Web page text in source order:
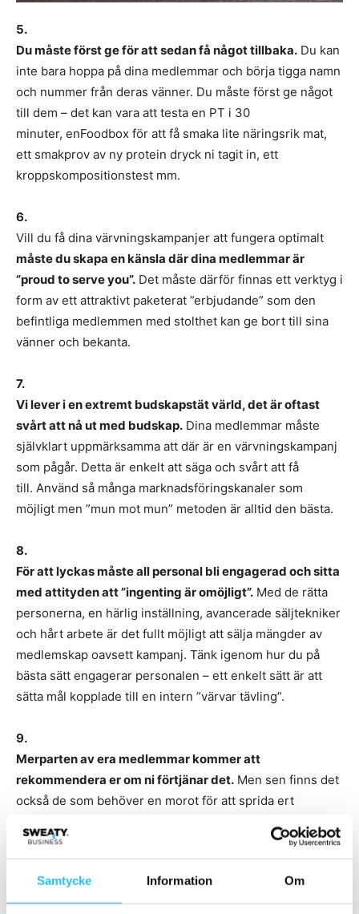
Samtycke Information Om
5.
Du måste först ge för att sedan få något tillbaka. Du kan
inte bara hoppa på dina medlemmar och börja tigga namn
och nummer från deras vänner. Du måste först ge något
till dem – det kan vara att testa en PT i 30
minuter, enFoodbox för att få smaka lite näringsrik mat,
ett smakprov av ny protein dryck ni tagit in, ett
kroppskompositionstest mm.
6.
Vill du få dina värvningskampanjer att fungera optimalt
måste du skapa en känsla där dina medlemmar är
”proud to serve you”. Det måste därför finnas ett verktyg i
form av ett attraktivt paketerat ”erbjudande” som den
befintliga medlemmen med stolthet kan ge bort till sina
vänner och bekanta.
7.
Vi lever i en extremt budskapstät värld, det är oftast
svårt att nå ut med budskap. Dina medlemmar måste
självklart uppmärksamma att där är en värvningskampanj
som pågår. Detta är enkelt att säga och svårt att få
till. Använd så många marknadsföringskanaler som
möjligt men ”mun mot mun” metoden är alltid den bästa.
8.
För att lyckas måste all personal bli engagerad och sitta
med attityden att ”ingenting är omöjligt”. Med de rätta
personerna, en härlig inställning, avancerade säljtekniker
och hårt arbete är det fullt möjligt att sälja mängder av
medlemskap oavsett kampanj. Tänk igenom hur du på
bästa sätt engagerar personalen – ett enkelt sätt är att
sätta mål kopplade till en intern ”värvar tävling”.
9.
Merparten av era medlemmar kommer att
rekommendera er om ni förtjänar det. Men sen finns det
också de som behöver en morot för att sprida ert
”what is in it for me”. Därför kan en värvarkampanj
fungera bättre om där är kopplat en belöning till
värvarinsatsen.